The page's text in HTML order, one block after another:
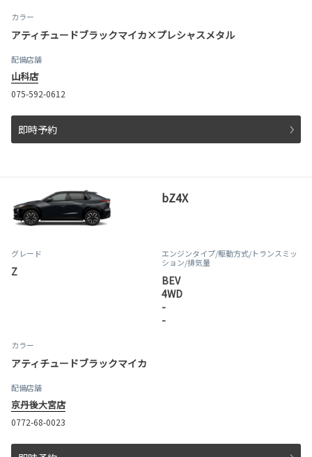
カラー
アティチュードブラックマイカ×プレシャスメタル
配備店舗
山科店
075-592-0612
即時予約
bZ4X
グレード
Z
エンジンタイプ/駆動方式/トランスミッ
ション/排気量
BEV
4WD
-
-
カラー
アティチュードブラックマイカ
配備店舗
京丹後大宮店
0772-68-0023